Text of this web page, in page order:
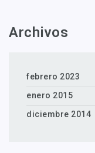
Archivos
febrero 2023
enero 2015
diciembre 2014